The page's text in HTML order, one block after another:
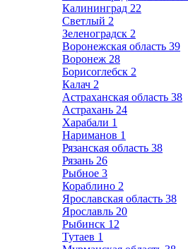
Калининград 22
Светлый 2
Зеленоградск 2
Воронежская область 39
Воронеж 28
Борисоглебск 2
Калач 2
Астраханская область 38
Астрахань 24
Харабали 1
Нариманов 1
Рязанская область 38
Рязань 26
Рыбное 3
Кораблино 2
Ярославская область 38
Ярославль 20
Рыбинск 12
Тутаев 1